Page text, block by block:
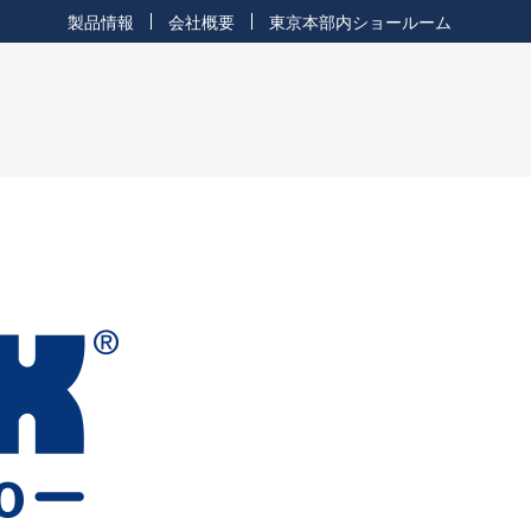
製品情報 会社概要 東京本部内ショールーム